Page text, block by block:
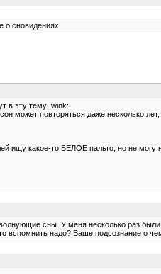
о сновидениях
в эту тему :wink:
повторяться даже несколько
ищу какое-то БЕЛОЕ пальто, но не
сны. У меня несколько раз
вспомнить надо? Ваше подсознание о